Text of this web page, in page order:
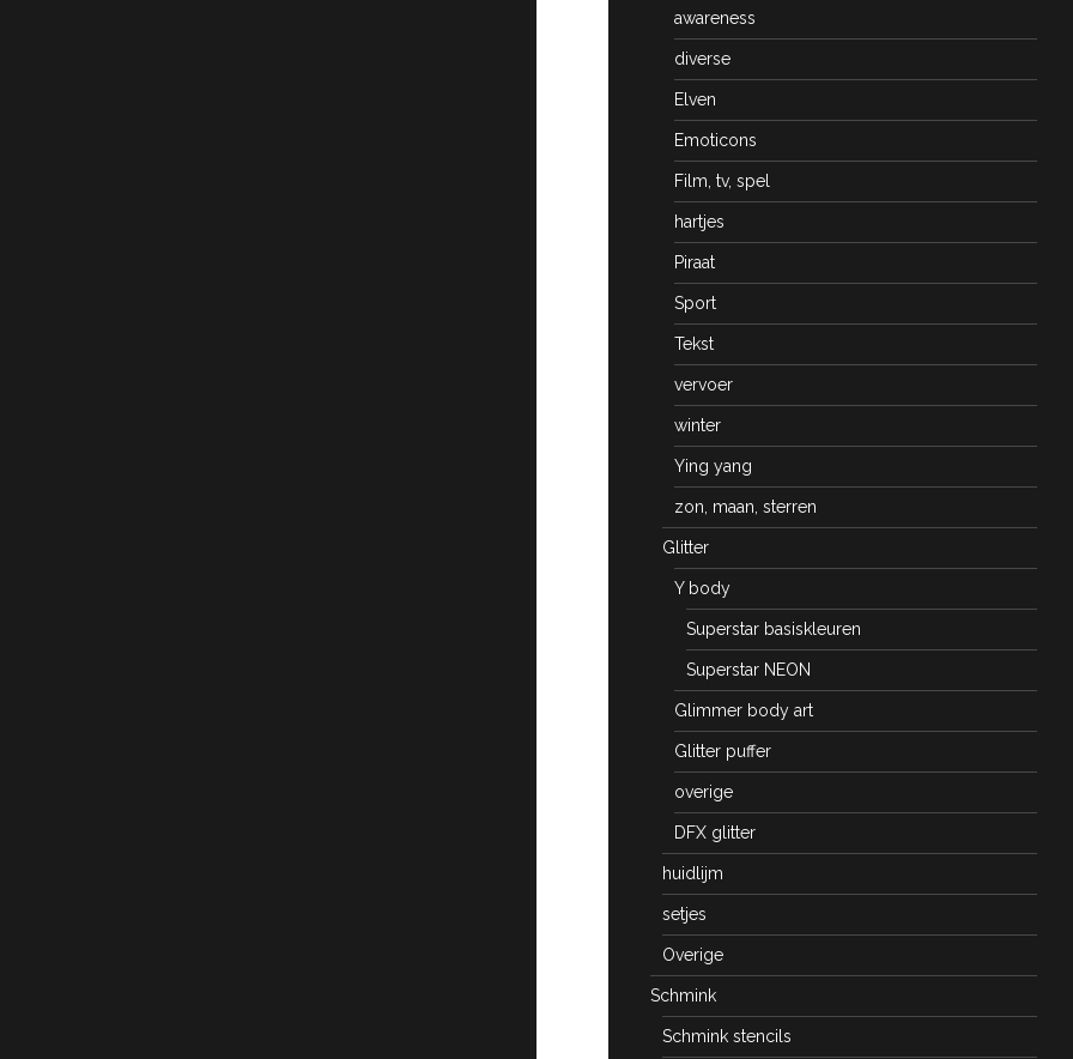
awareness
diverse
Elven
Emoticons
Film, tv, spel
hartjes
Piraat
Sport
Tekst
vervoer
winter
Ying yang
zon, maan, sterren
Glitter
Y body
Superstar basiskleuren
Superstar NEON
Glimmer body art
Glitter puffer
overige
DFX glitter
huidlijm
setjes
Overige
Schmink
Schmink stencils